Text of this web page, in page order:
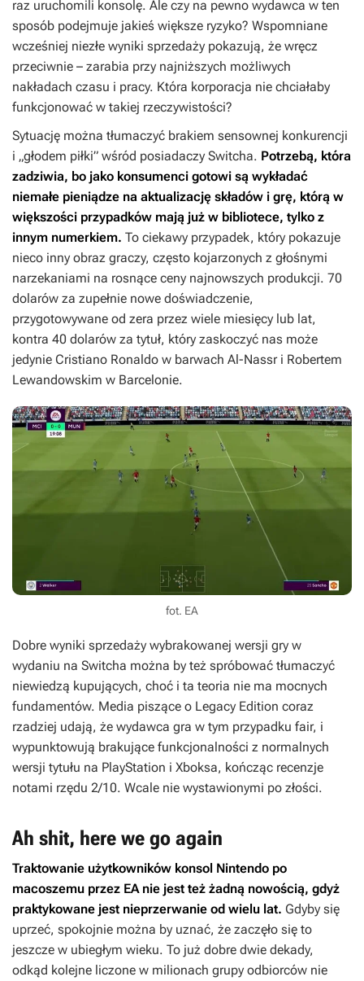
raz uruchomili konsolę. Ale czy na pewno wydawca w ten
sposób podejmuje jakieś większe ryzyko? Wspomniane
wcześniej niezłe wyniki sprzedaży pokazują, że wręcz
przeciwnie – zarabia przy najniższych możliwych
nakładach czasu i pracy. Która korporacja nie chciałaby
funkcjonować w takiej rzeczywistości?
Sytuację można tłumaczyć brakiem sensownej konkurencji
i „głodem piłki” wśród posiadaczy Switcha. Potrzebą, która
zadziwia, bo jako konsumenci gotowi są wykładać
niemałe pieniądze na aktualizację składów i grę, którą w
większości przypadków mają już w bibliotece, tylko z
innym numerkiem. To ciekawy przypadek, który pokazuje
nieco inny obraz graczy, często kojarzonych z głośnymi
narzekaniami na rosnące ceny najnowszych produkcji. 70
dolarów za zupełnie nowe doświadczenie,
przygotowywane od zera przez wiele miesięcy lub lat,
kontra 40 dolarów za tytuł, który zaskoczyć nas może
jedynie Cristiano Ronaldo w barwach Al-Nassr i Robertem
Lewandowskim w Barcelonie.
fot. EA
Dobre wyniki sprzedaży wybrakowanej wersji gry w
wydaniu na Switcha można by też spróbować tłumaczyć
niewiedzą kupujących, choć i ta teoria nie ma mocnych
fundamentów. Media piszące o Legacy Edition coraz
rzadziej udają, że wydawca gra w tym przypadku fair, i
wypunktowują brakujące funkcjonalności z normalnych
wersji tytułu na PlayStation i Xboksa, kończąc recenzje
notami rzędu 2/10. Wcale nie wystawionymi po złości.
Ah shit, here we go again
Traktowanie użytkowników konsol Nintendo po
macoszemu przez EA nie jest też żadną nowością, gdyż
praktykowane jest nieprzerwanie od wielu lat. Gdyby się
uprzeć, spokojnie można by uznać, że zaczęło się to
jeszcze w ubiegłym wieku. To już dobre dwie dekady,
odkąd kolejne liczone w milionach grupy odbiorców nie